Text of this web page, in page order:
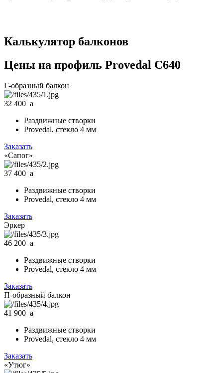
Калькулятор балконов
Цены на профиль Provedal C640
Г-образный балкон
32 400 a
Раздвижные створки
Provedal, стекло 4 мм
Заказать
«Сапог»
37 400 a
Раздвижные створки
Provedal, стекло 4 мм
Заказать
Эркер
46 200 a
Раздвижные створки
Provedal, стекло 4 мм
Заказать
П-образный балкон
41 900 a
Раздвижные створки
Provedal, стекло 4 мм
Заказать
«Утюг»